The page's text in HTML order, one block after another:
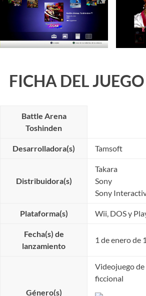
FICHA DEL JUEGO
Battle Arena
Toshinden
Desarrolladora(s) Tamsoft
Distribuidora(s)
Takara
Sony
Sony
Plataforma(s) Wii, DOS y
Fecha(s) de
lanzamiento
1 de enero de
Género(s)
Videojuego
ficcional